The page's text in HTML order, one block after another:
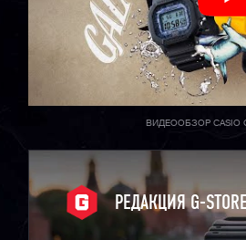
ВИДЕООБЗОР CASIO
РЕДАКЦИЯ G-